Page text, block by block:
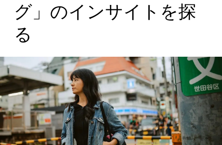
グ」のインサイトを探
る